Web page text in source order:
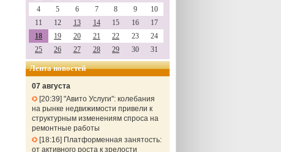
4
5 6 7 8 9
10
11
12 13 14 15 16
17
18
19 20 21 22 23
24
25
26 27 28 29 30 31
Лента новостей
07 августа
20:39 "Авито Услуги": колебания
на рынке недвижимости привели к
структурным изменениям спроса на
ремонтные работы
18:16
Платформенная занятость:
от активного роста к зрелости